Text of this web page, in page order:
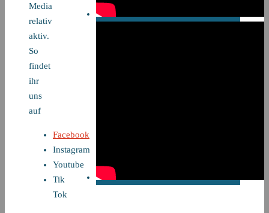
Media
relativ
aktiv.
So
findet
ihr
uns
auf
Facebook
Instagram
Youtube
Tik
Tok